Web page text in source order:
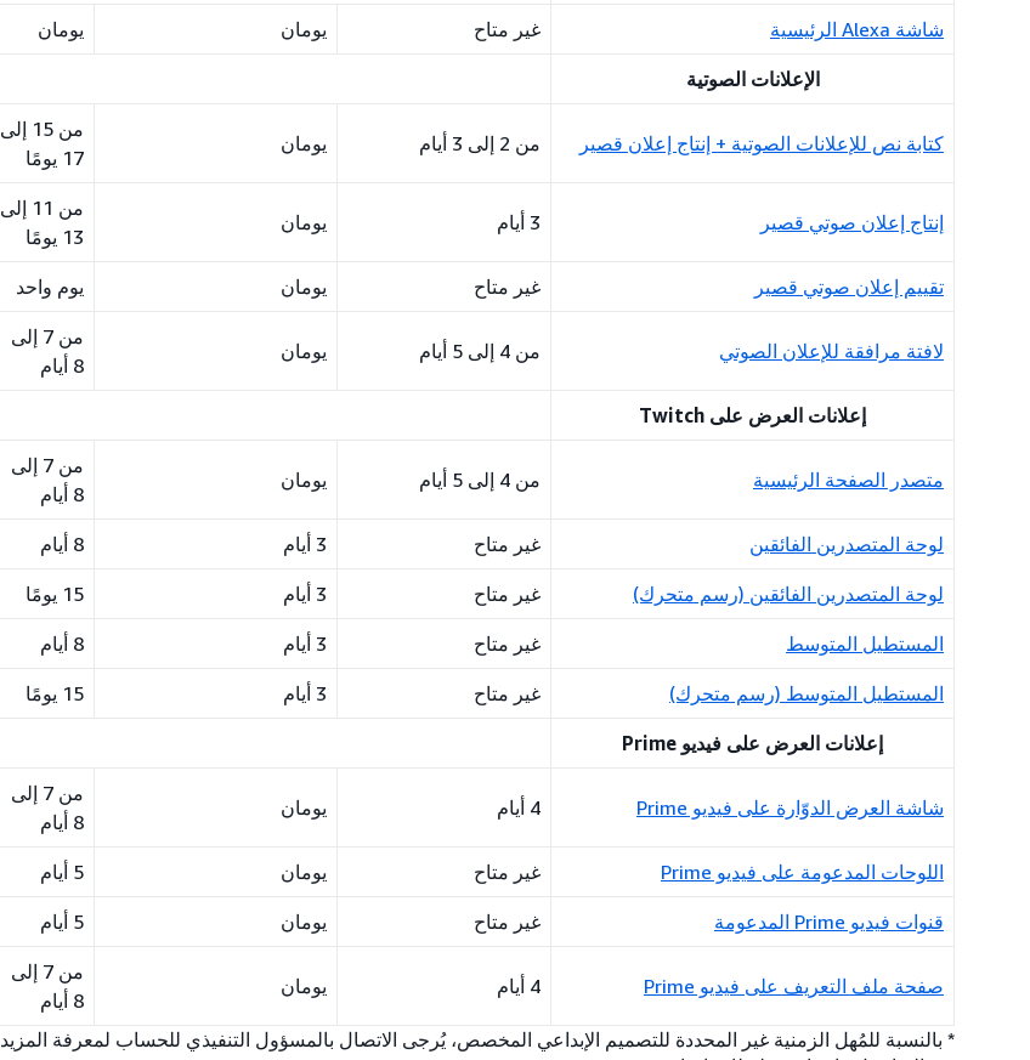
شاشة Alexa الرئيسية غير متاح يومان يومان
الإعلانات الصوتية
كتابة نص للإعلانات الصوتية + إنتاج إعلان قصير من 2 إلى 3 أيام يومان
من 15 إلى
17 يومًا
إنتاج إعلان صوتي قصير 3 أيام يومان
من 11 إلى
13 يومًا
تقييم إعلان صوتي قصير غير متاح يومان يوم واحد
لافتة مرافقة للإعلان الصوتي من 4 إلى 5 أيام يومان
من 7 إلى
8 أيام
إعلانات العرض على Twitch
متصدر الصفحة الرئيسية من 4 إلى 5 أيام يومان
من 7 إلى
8 أيام
لوحة المتصدرين الفائقين غير متاح 3 أيام 8 أيام
لوحة المتصدرين الفائقين (رسم متحرك) غير متاح 3 أيام 15 يومًا
المستطيل المتوسط غير متاح 3 أيام 8 أيام
المستطيل المتوسط (رسم متحرك) غير متاح 3 أيام 15 يومًا
إعلانات العرض على فيديو Prime
شاشة العرض الدوّارة على فيديو Prime 4 أيام يومان
من 7 إلى
8 أيام
اللوحات المدعومة على فيديو Prime غير متاح يومان 5 أيام
قنوات فيديو Prime المدعومة غير متاح يومان 5 أيام
صفحة ملف التعريف على فيديو Prime 4 أيام يومان
من 7 إلى
8 أيام
* بالنسبة للمُهل الزمنية غير المحددة للتصميم الإبداعي المخصص، يُرجى الاتصال بالمسؤول التنفيذي للحساب لمعرفة المزيد